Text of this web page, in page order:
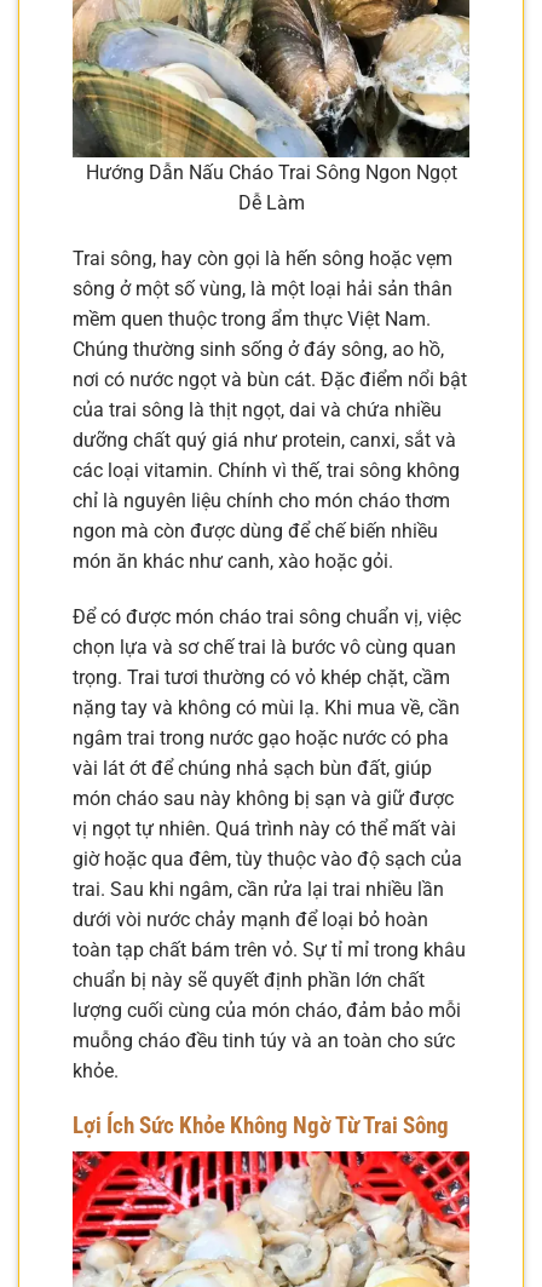
Hướng Dẫn Nấu Cháo Trai Sông Ngon Ngọt
Dễ Làm
Trai sông, hay còn gọi là hến sông hoặc vẹm
sông ở một số vùng, là một loại hải sản thân
mềm quen thuộc trong ẩm thực Việt Nam.
Chúng thường sinh sống ở đáy sông, ao hồ,
nơi có nước ngọt và bùn cát. Đặc điểm nổi bật
của trai sông là thịt ngọt, dai và chứa nhiều
dưỡng chất quý giá như protein, canxi, sắt và
các loại vitamin. Chính vì thế, trai sông không
chỉ là nguyên liệu chính cho món cháo thơm
ngon mà còn được dùng để chế biến nhiều
món ăn khác như canh, xào hoặc gỏi.
Để có được món cháo trai sông chuẩn vị, việc
chọn lựa và sơ chế trai là bước vô cùng quan
trọng. Trai tươi thường có vỏ khép chặt, cầm
nặng tay và không có mùi lạ. Khi mua về, cần
ngâm trai trong nước gạo hoặc nước có pha
vài lát ớt để chúng nhả sạch bùn đất, giúp
món cháo sau này không bị sạn và giữ được
vị ngọt tự nhiên. Quá trình này có thể mất vài
giờ hoặc qua đêm, tùy thuộc vào độ sạch của
trai. Sau khi ngâm, cần rửa lại trai nhiều lần
dưới vòi nước chảy mạnh để loại bỏ hoàn
toàn tạp chất bám trên vỏ. Sự tỉ mỉ trong khâu
chuẩn bị này sẽ quyết định phần lớn chất
lượng cuối cùng của món cháo, đảm bảo mỗi
muỗng cháo đều tinh túy và an toàn cho sức
khỏe.
Lợi Ích Sức Khỏe Không Ngờ Từ Trai Sông